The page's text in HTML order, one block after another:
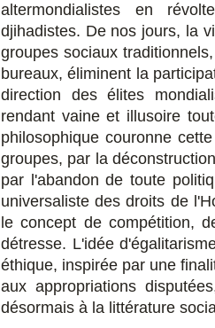
altermondialistes en
djihadistes. De nos jours, la
groupes sociaux
bureaux, éliminent la
direction des élites
rendant vaine et illusoire
philosophique couronne
groupes, par la
par l'abandon de toute
universaliste des droits de
le concept de compétition,
détresse. L'idée
éthique, inspirée par une
aux appropriations
désormais à la littérature